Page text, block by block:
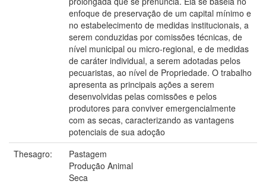
enfoque de preservação de um capital mínimo e
no estabelecimento de medidas institucionais, a
serem conduzidas por comissões técnicas, de
nível municipal ou micro-regional, e de medidas
de caráter individual, a serem adotadas pelos
pecuaristas, ao nível de Propriedade. O trabalho
apresenta as principais ações a serem
desenvolvidas pelas comissões e pelos
produtores para conviver emergencialmente
com as secas, caracterizando as vantagens
potenciais de sua adoção
Thesagro:
Pastagem
Produção Animal
Seca